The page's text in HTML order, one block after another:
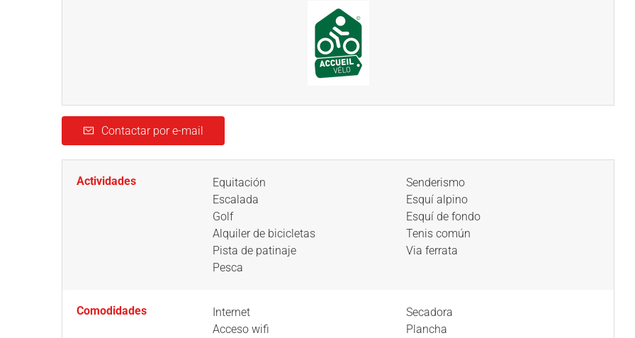
Contactar por e-mail
Actividades
Equitación
Escalada
Golf
Alquiler de bicicletas
Pista de patinaje
Pesca
Senderismo
Esquí alpino
Esquí de fondo
Tenis común
Via ferrata
Comodidades
Internet
Acceso wifi
Secadora
Plancha